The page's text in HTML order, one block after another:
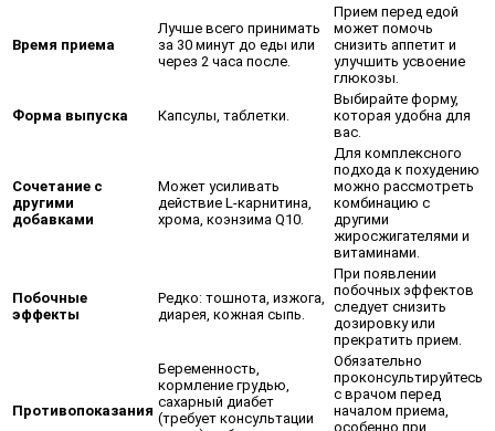
Время приема
Лучше всего принимать
за 30 минут до еды или
через 2 часа после.
Прием перед едой
может помочь
снизить аппетит и
улучшить усвоение
глюкозы.
Форма выпуска Капсулы, таблетки.
Выбирайте форму,
которая удобна для
вас.
Сочетание с
другими
добавками
Может усиливать
действие L-карнитина,
хрома, коэнзима Q10.
Для комплексного
подхода к похудению
можно рассмотреть
комбинацию с
другими
жиросжигателями и
витаминами.
Побочные
эффекты
Редко: тошнота, изжога,
диарея, кожная сыпь.
При появлении
побочных эффектов
следует снизить
дозировку или
прекратить прием.
Противопоказания
Беременность,
кормление грудью,
сахарный диабет
(требует консультации
Обязательно
проконсультируйтесь
с врачом перед
началом приема,
особенно при